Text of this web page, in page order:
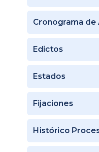
Cronograma de
Edictos
Estados
Fijaciones
Histórico